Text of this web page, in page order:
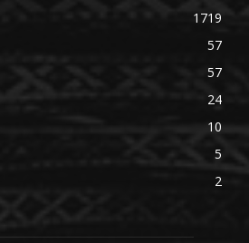
1719
57
57
24
10
5
2